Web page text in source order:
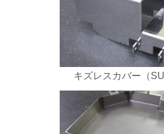
キズレスカバー（